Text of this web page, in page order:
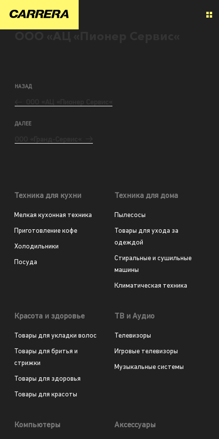
НАЗАД
ДАЛЕЕ
Техника для кухни
Мелкая кухонная техника
Приготовление кофе
Холодильники
Посуда
Техника для дома
Пылесосы
Товары для ухода за
одеждой
Стиральные и сушильные
машины
Климатическая техника
Красота и здоровье
Товары для укладки волос
Товары для бритья и
стрижки
Товары для здоровья
Товары для красоты
ТВ и Аудио
Телевизоры
Игровые телевизоры
Музыкальные системы
Компьютеры Аксессуары